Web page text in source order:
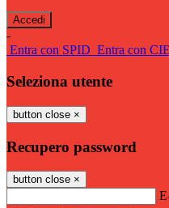
-
Entra con SPID Entra con CIE
Seleziona utente
button close ×
Recupero password
button close ×